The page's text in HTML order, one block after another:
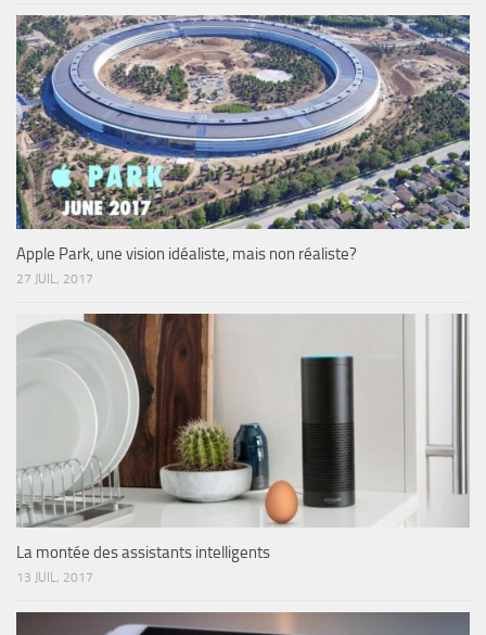
Apple Park, une vision idéaliste, mais non réaliste?
27 JUIL, 2017
La montée des assistants intelligents
13 JUIL, 2017